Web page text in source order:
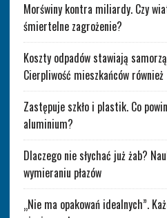
Morświny kontra miliardy. Czy
śmiertelne zagrożenie?
Koszty odpadów stawiają
Cierpliwość mieszkańców również
Zastępuje szkło i plastik. Co
aluminium?
Dlaczego nie słychać już żab?
wymieraniu płazów
„Nie ma opakowań idealnych”.